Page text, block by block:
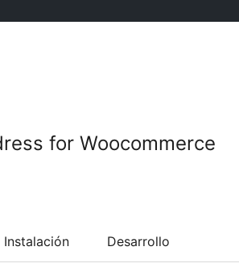
for Woocommerce
Instalación Desarrollo